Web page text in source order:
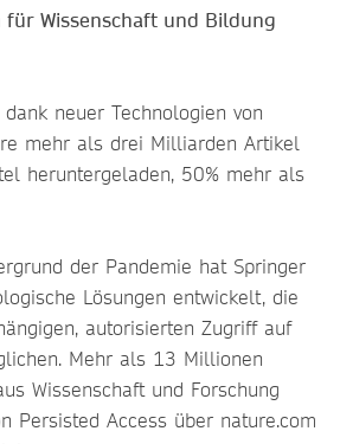
für Wissenschaft und Bildung
neuer Technologien von
mehr als drei Milliarden Artikel
heruntergeladen, 50% mehr als
der Pandemie hat Springer
Lösungen entwickelt, die
autorisierten Zugriff auf
Mehr als 13 Millionen
Wissenschaft und Forschung
Persisted Access über nature.com